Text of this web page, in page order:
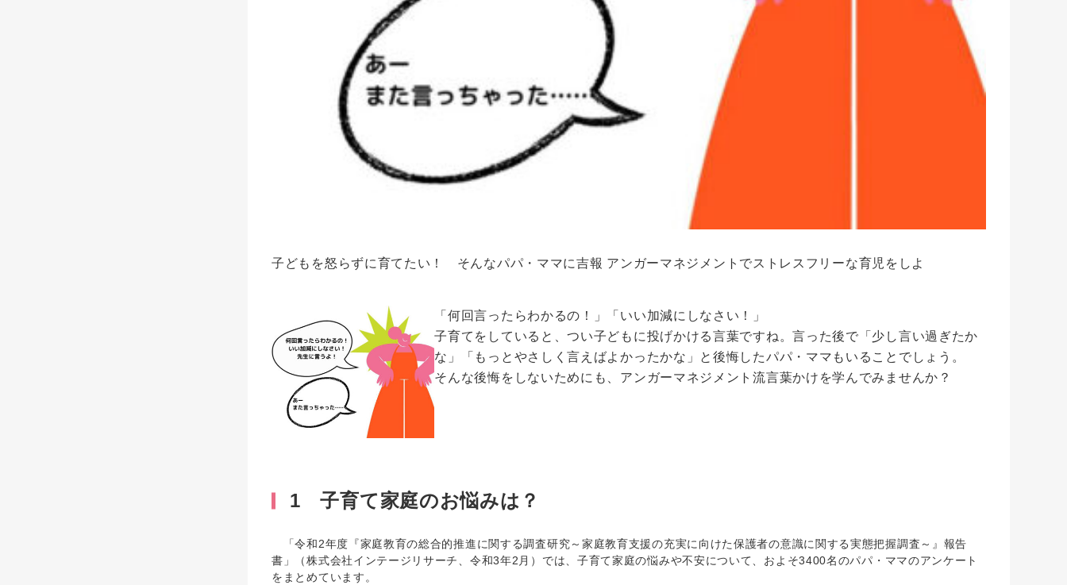
子どもを怒らずに育てたい！ そんなパパ・ママに吉報 アンガーマネジメントでストレスフリーな育児をしよ
「何回言ったらわかるの！」「いい加減にしなさい！」
子育てをしていると、つい子どもに投げかける言葉ですね。言った後で「少し言い過ぎたか
な」「もっとやさしく言えばよかったかな」と後悔したパパ・ママもいることでしょう。
そんな後悔をしないためにも、アンガーマネジメント流言葉かけを学んでみませんか？
1 子育て家庭のお悩みは？
「令和2年度『家庭教育の総合的推進に関する調査研究～家庭教育支援の充実に向けた保護者の意識に関する実態把握調査～』報告
書」（株式会社インテージリサーチ、令和3年2月）では、子育て家庭の悩みや不安について、およそ3400名のパパ・ママのアンケート
をまとめています。